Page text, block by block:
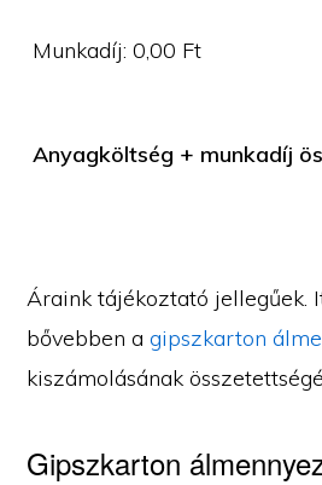
Munkadíj:0,00 Ft
Anyagköltség + munkadíj
Áraink tájékoztató jellegűek.
bővebben agipszkarton
kiszámolásának
Gipszkarton